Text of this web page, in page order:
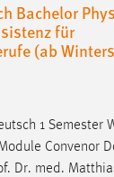
Bachelor
für
(ab
1 Semester
Convenor
Dr. med.